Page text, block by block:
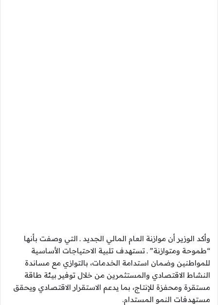
وأكد الوزير أن موازنة العام المالي الجديد ـ التي وصفت بأنها
“طموحة ومتوازنة” ـ تستهدف تلبية الاحتياجات الأساسية
للمواطنين وضمان استدامة الخدمات، بالتوازي مع مساندة
النشاط الاقتصادي والمستثمرين من خلال توفير بيئة طاقة
مستقرة ومحفزة للإنتاج، بما يدعم الاستقرار الاقتصادي ويحقق
مستهدفات النمو المستدام.